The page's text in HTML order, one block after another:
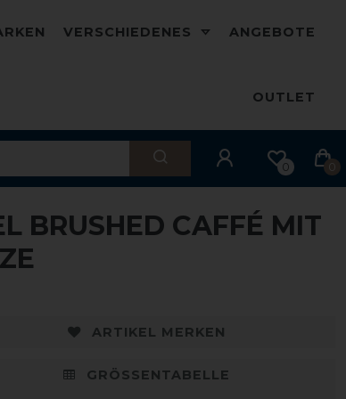
VERSCHIEDENES ANGEBOTE
OUTLET
0 0
BRUSHED CAFFÉ MIT
ARTIKEL MERKEN
GRÖSSENTABELLE